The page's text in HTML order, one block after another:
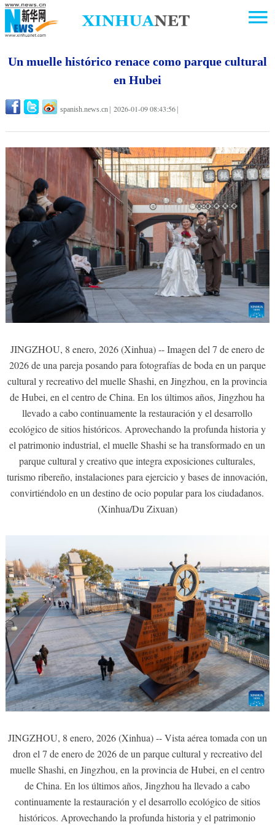
Un muelle histórico renace como parque cultural
en Hubei
spanish.news.cn 2026-01-09 08:43:56
JINGZHOU, 8 enero, 2026 (Xinhua) -- Imagen del 7 de enero de
2026 de una pareja posando para fotografías de boda en un parque
cultural y recreativo del muelle Shashi, en Jingzhou, en la provincia
de Hubei, en el centro de China. En los últimos años, Jingzhou ha
llevado a cabo continuamente la restauración y el desarrollo
ecológico de sitios históricos. Aprovechando la profunda historia y
el patrimonio industrial, el muelle Shashi se ha transformado en un
parque cultural y creativo que integra exposiciones culturales,
turismo ribereño, instalaciones para ejercicio y bases de innovación,
convirtiéndolo en un destino de ocio popular para los ciudadanos.
(Xinhua/Du Zixuan)
JINGZHOU, 8 enero, 2026 (Xinhua) -- Vista aérea tomada con un
dron el 7 de enero de 2026 de un parque cultural y recreativo del
muelle Shashi, en Jingzhou, en la provincia de Hubei, en el centro
de China. En los últimos años, Jingzhou ha llevado a cabo
continuamente la restauración y el desarrollo ecológico de sitios
históricos. Aprovechando la profunda historia y el patrimonio